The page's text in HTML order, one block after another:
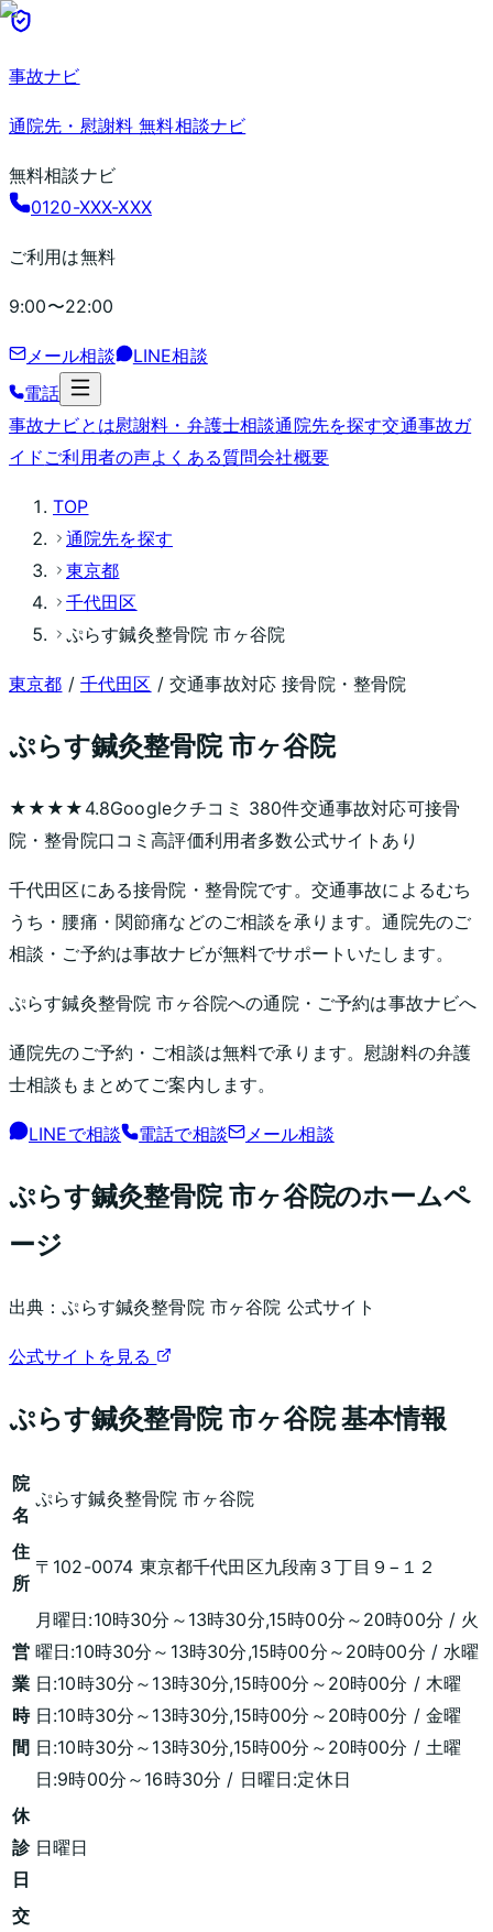
事故ナビ
通院先・慰謝料 無料相談ナビ
無料相談ナビ
0120-XXX-XXX
ご利用は無料
9:00〜22:00
メール相談
LINE相談
電話
事故ナビとは慰謝料・弁護士相談通院先を探す交通事故ガ
イド ご利用者の声よくある質問会社概要
TOP
通院先を探す
東京都
千代田区
ぷらす鍼灸整骨院 市ヶ谷院
東京都 / 千代田区 / 交通事故対応 接骨院・整骨院
ぷらす鍼灸整骨院 市ヶ谷院
★★★★ 4.8Googleクチコミ 380件交通事故対応可接骨
院・整骨院口コミ高評価利用者多数公式サイトあり
千代田区にある接骨院・整骨院です。交通事故によるむち
うち・腰痛・関節痛などのご相談を承ります。通院先のご
相談・ご予約は事故ナビが無料でサポートいたします。
ぷらす鍼灸整骨院 市ヶ谷院への通院・ご予約は事故ナビへ
通院先のご予約・ご相談は無料で承ります。慰謝料の弁護
士相談もまとめてご案内します。
LINEで相談 電話で相談 メール相談
ぷらす鍼灸整骨院 市ヶ谷院のホームペ
ージ
出典：ぷらす鍼灸整骨院 市ヶ谷院 公式サイト
公式サイトを見る
ぷらす鍼灸整骨院 市ヶ谷院基本情報
院
名
ぷらす鍼灸整骨院 市ヶ谷院
住
所
〒102-0074 東京都千代田区九段南３丁目９−１２
営
業
時
間
月曜日:10時30分～13時30分,15時00分～20時00分 / 火
曜日:10時30分～13時30分,15時00分～20時00分 / 水曜
日:10時30分～13時30分,15時00分～20時00分 / 木曜
日:10時30分～13時30分,15時00分～20時00分 / 金曜
日:10時30分～13時30分,15時00分～20時00分 / 土曜
日:9時00分～16時30分 / 日曜日:定休日
休
診
日
日曜日
交